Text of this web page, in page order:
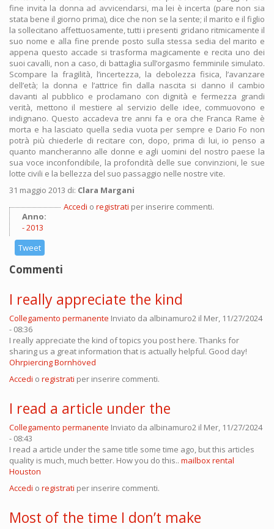
fine invita la donna ad avvicendarsi, ma lei è incerta (pare non sia
stata bene il giorno prima), dice che non se la sente; il marito e il figlio
la sollecitano affettuosamente, tutti i presenti gridano ritmicamente il
suo nome e alla fine prende posto sulla stessa sedia del marito e
appena questo accade si trasforma magicamente e recita uno dei
suoi cavalli, non a caso, di battaglia sull’orgasmo femminile simulato.
Scompare la fragilità, l’incertezza, la debolezza fisica, l’avanzare
dell’età; la donna e l’attrice fin dalla nascita si danno il cambio
davanti al pubblico e proclamano con dignità e fermezza grandi
verità, mettono il mestiere al servizio delle idee, commuovono e
indignano. Questo accadeva tre anni fa e ora che Franca Rame è
morta e ha lasciato quella sedia vuota per sempre e Dario Fo non
potrà più chiederle di recitare con, dopo, prima di lui, io penso a
quanto mancheranno alle donne e agli uomini del nostro paese la
sua voce inconfondibile, la profondità delle sue convinzioni, le sue
lotte civili e la bellezza del suo passaggio nelle nostre vite.
31 maggio 2013 di: Clara Margani
Anno:
2013
Accedi o registrati per inserire commenti.
Tweet
Commenti
I really appreciate the kind
Collegamento permanente Inviato da albinamuro2 il Mer, 11/27/2024
- 08:36
I really appreciate the kind of topics you post here. Thanks for
sharing us a great information that is actually helpful. Good day!
Ohrpiercing Bornhöved
Accedi o registrati per inserire commenti.
I read a article under the
Collegamento permanente Inviato da albinamuro2 il Mer, 11/27/2024
- 08:43
I read a article under the same title some time ago, but this articles
quality is much, much better. How you do this.. mailbox rental
Houston
Accedi o registrati per inserire commenti.
Most of the time I don’t make